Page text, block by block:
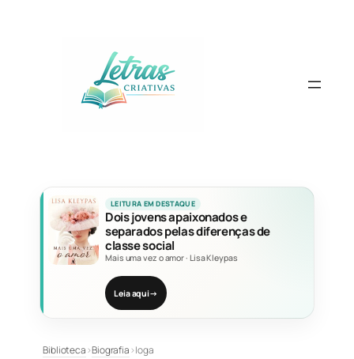
LEITURA EM DESTAQUE
Dois jovens apaixonados e
separados pelas diferenças de
classe social
Mais uma vez o amor· Lisa Kleypas
Leia aqui→
Biblioteca›Biografia›Ioga